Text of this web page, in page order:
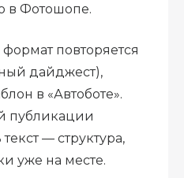
в Фотошопе.
повторяется
дайджест),
в «Автоботе».
публикации
— структура,
уже на месте.